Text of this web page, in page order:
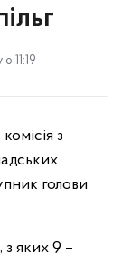
11:19
комісія з
голови
, з яких 9 –